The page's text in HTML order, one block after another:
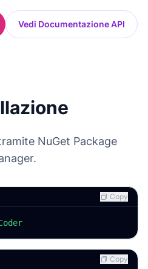
Vedi Documentazione API
NuGet Package
Copy
Copy